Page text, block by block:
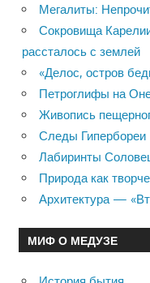
Мегалиты:
Сокровища
рассталось с землей
«Делос, остров
Петроглифы на
Живопись
Следы Гипербореи
Лабиринты
Природа как
Архитектура —
МИФ О МЕДУЗЕ